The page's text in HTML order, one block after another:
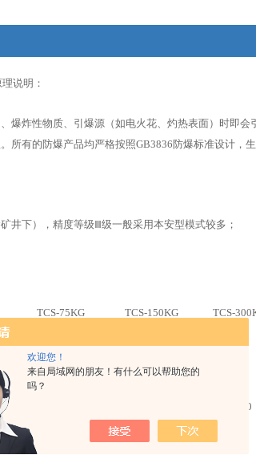
欢迎您！
来自局域网的朋友！有什么可以帮助您的
吗？
说明：
爆炸性物质、引爆源（如电火花、灼热表面）时即
所有的防爆产品均严格按照GB3836 防爆标准设计，
井下），精度等级Ⅲ级一般采用本安型模式较多；
TCS-75KG TCS-150KG TCS-
75kg 150kg 300kg
10g 20g
600*800